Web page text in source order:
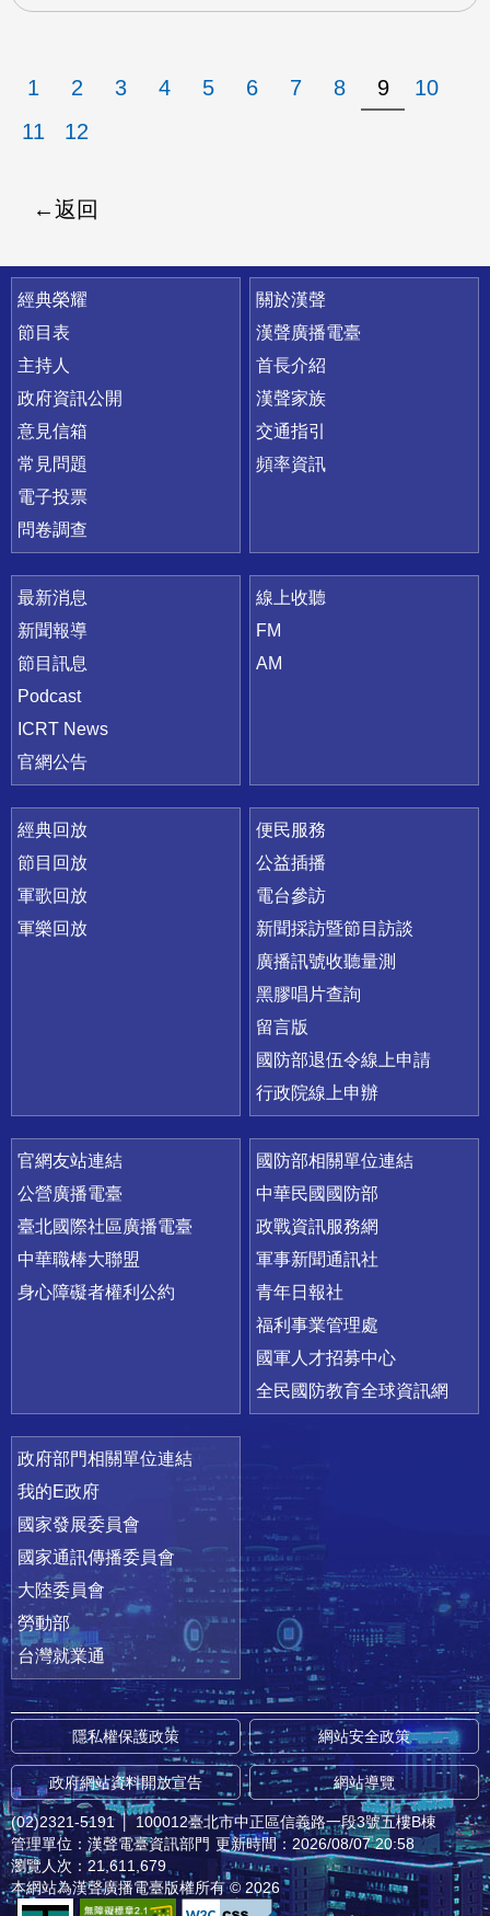
1 2 3 4 5 6 7 8 9
10
11
12
返回
快速連結
經典榮耀
節目表
主持人
政府資訊公開
意見信箱
常見問題
電子投票
問卷調查
關於漢聲
漢聲廣播電臺
首長介紹
漢聲家族
交通指引
頻率資訊
最新消息
新聞報導
節目訊息
Podcast
ICRT News
官網公告
線上收聽
FM
AM
經典回放
節目回放
軍歌回放
軍樂回放
便民服務
公益插播
電台參訪
新聞採訪暨節目訪談
廣播訊號收聽量測
黑膠唱片查詢
留言版
國防部退伍令線上申請
行政院線上申辦
官網友站連結
公營廣播電臺
臺北國際社區廣播電臺
中華職棒大聯盟
身心障礙者權利公約
國防部相關單位連結
中華民國國防部
政戰資訊服務網
軍事新聞通訊社
青年日報社
福利事業管理處
國軍人才招募中心
全民國防教育全球資訊網
政府部門相關單位連結
我的E政府
國家發展委員會
國家通訊傳播委員會
大陸委員會
勞動部
台灣就業通
隱私權保護政策 網站安全政策
政府網站資料開放宣告 網站導覽
(02)2321-5191 │ 100012臺北市中正區信義路一段3號五樓B棟
管理單位：漢聲電臺資訊部門 更新時間：2026/08/07 20:58
瀏覽人次：21,611,679
本網站為漢聲廣播電臺版權所有 © 2026